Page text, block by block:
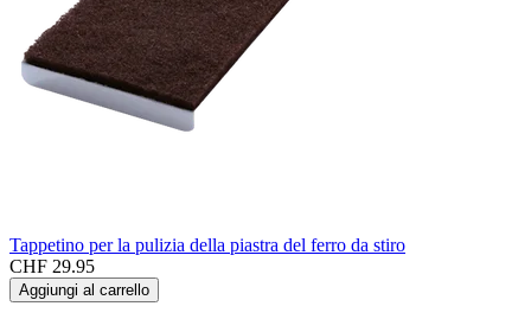
Tappetino per la pulizia della piastra del ferro da stiro
CHF 29.95
Aggiungi al carrello